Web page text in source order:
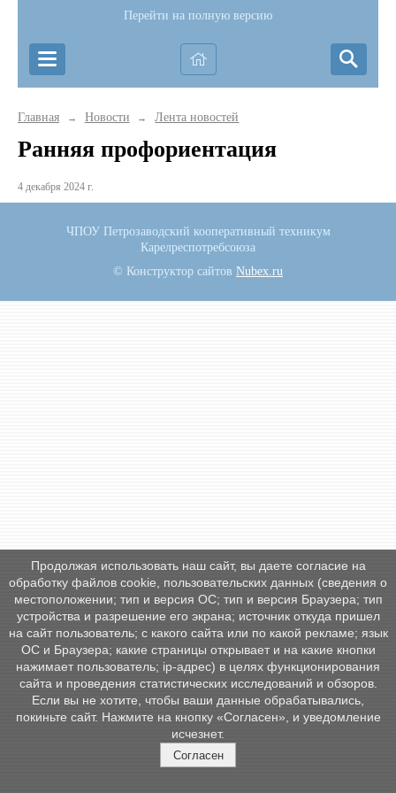
Перейти на полную версию
Главная → Новости → Лента новостей
Ранняя профориентация
4 декабря 2024 г.
ЧПОУ Петрозаводский кооперативный техникум
Карелреспотребсоюза
© Конструктор сайтов Nubex.ru
Продолжая использовать наш сайт, вы даете согласие на
обработку файлов cookie, пользовательских данных (сведения о
местоположении; тип и версия ОС; тип и версия Браузера; тип
устройства и разрешение его экрана; источник откуда пришел
на сайт пользователь; с какого сайта или по какой рекламе; язык
ОС и Браузера; какие страницы открывает и на какие кнопки
нажимает пользователь; ip-адрес) в целях функционирования
сайта и проведения статистических исследований и обзоров.
Если вы не хотите, чтобы ваши данные обрабатывались,
покиньте сайт. Нажмите на кнопку «Согласен», и уведомление
исчезнет.
Согласен